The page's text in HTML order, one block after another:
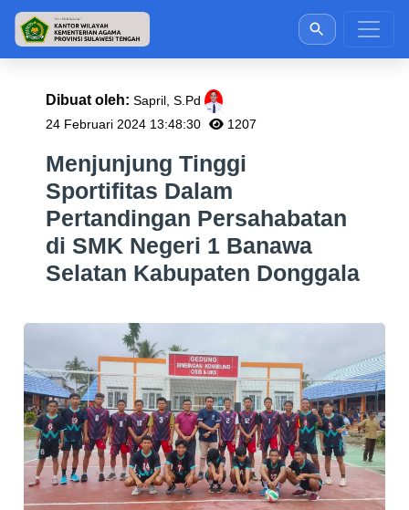
Dibuat oleh: Sapril, S.Pd
24 Februari 2024 13:48:30
1207
Menjunjung Tinggi
Sportifitas Dalam
Pertandingan Persahabatan
di SMK Negeri 1 Banawa
Selatan Kabupaten Donggala